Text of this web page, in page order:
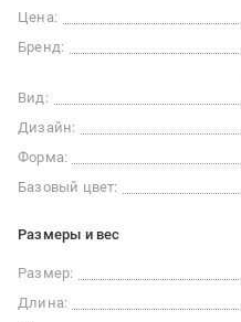
Цена:
Бренд:
Вид:
Дизайн:
Форма:
Базовый цвет:
Размеры и вес
Размер:
Длина: